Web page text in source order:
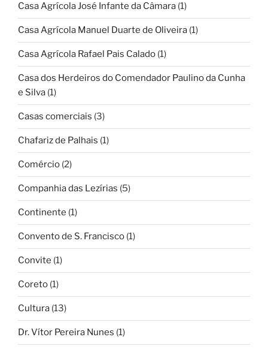
Casa Agrícola José Infante da Câmara (1)
Casa Agrícola Manuel Duarte de Oliveira (1)
Casa Agrícola Rafael Pais Calado (1)
Casa dos Herdeiros do Comendador Paulino da Cunha
e Silva (1)
Casas comerciais (3)
Chafariz de Palhais (1)
Comércio (2)
Companhia das Lezírias (5)
Continente (1)
Convento de S. Francisco (1)
Convite (1)
Coreto (1)
Cultura (13)
Dr. Vítor Pereira Nunes (1)